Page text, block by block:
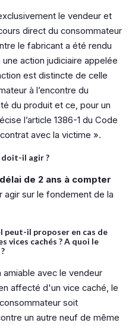
le vendeur et
direct du consommateur
le fabricant a été rendu
action judiciaire appelée
est distincte de celle
à l’encontre du
du produit et ce, pour un
l’article 1386-1 du Code
avec la victime ».
doit-il agir ?
délai de 2 ans à compter
agir sur le fondement de la
peut-il proposer en cas de
vices cachés ? A quoi le
avec le vendeur
affecté d'un vice caché, le
soit
un autre neuf de même